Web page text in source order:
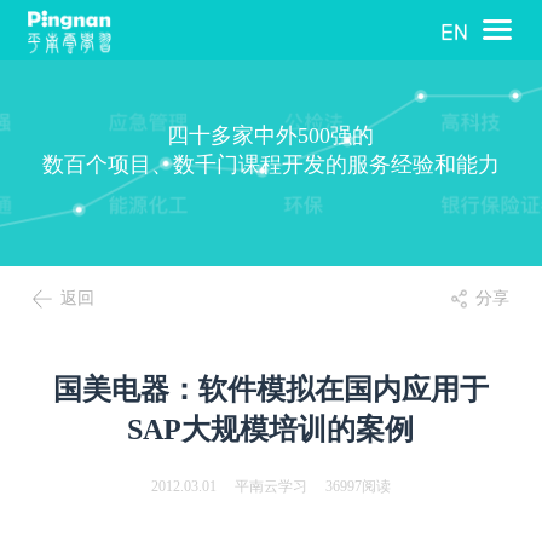
四十多家中外500强的
数百个项目、数千门课程开发的服务经验和能力
返回 分享
国美电器：软件模拟在国内应用于
SAP大规模培训的案例
2012.03.01 平南云学习 36997阅读